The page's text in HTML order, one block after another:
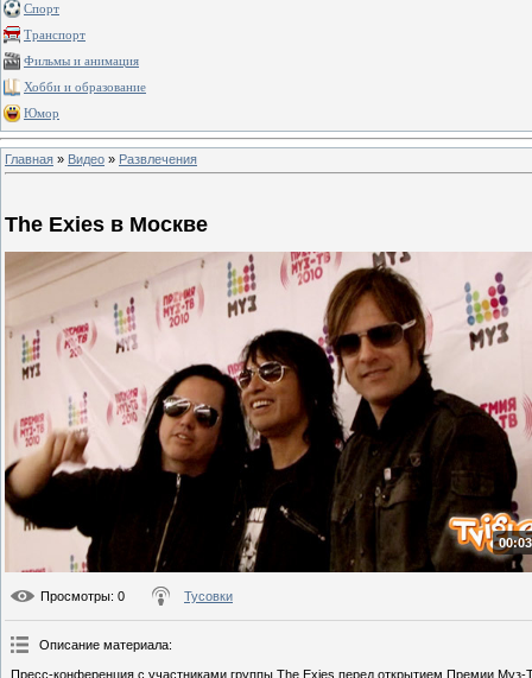
Спорт
Транспорт
Фильмы и анимация
Хобби и образование
Юмор
Главная » Видео » Развлечения
The Exies в Москве
Просмотры: 0 Тусовки
Описание материала:
Пресс-конференция с участниками группы The Exies перед открытием Премии Муз-